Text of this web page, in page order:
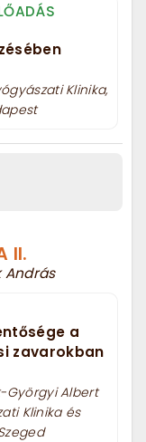
Klinika,
II.
András
a
zavarokban
Györgyi Albert
Klinika és